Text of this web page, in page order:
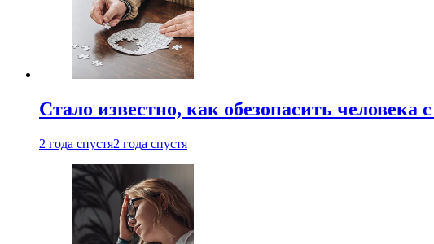
Стало известно, как обезопасить человека
2 года спустя2 года спустя